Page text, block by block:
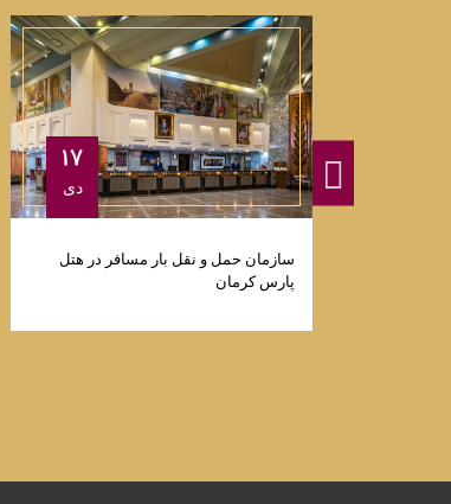
۱۷
دی
سازمان حمل و نقل بار مسافر در هتل
پارس کرمان